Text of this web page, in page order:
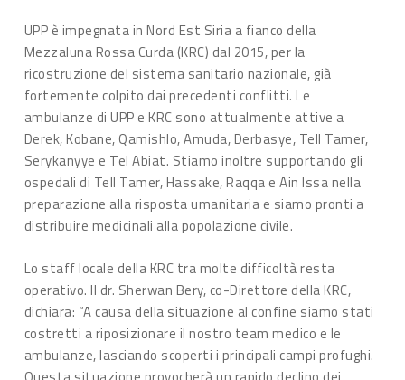
UPP è impegnata in Nord Est Siria a fianco della
Mezzaluna Rossa Curda (KRC) dal 2015, per la
ricostruzione del sistema sanitario nazionale, già
fortemente colpito dai precedenti conflitti. Le
ambulanze di UPP e KRC sono attualmente attive a
Derek, Kobane, Qamishlo, Amuda, Derbasye, Tell Tamer,
Serykanyye e Tel Abiat. Stiamo inoltre supportando gli
ospedali di Tell Tamer, Hassake, Raqqa e Ain Issa nella
preparazione alla risposta umanitaria e siamo pronti a
distribuire medicinali alla popolazione civile.
Lo staff locale della KRC tra molte difficoltà resta
operativo. Il dr. Sherwan Bery, co-Direttore della KRC,
dichiara: “A causa della situazione al confine siamo stati
costretti a riposizionare il nostro team medico e le
ambulanze, lasciando scoperti i principali campi profughi.